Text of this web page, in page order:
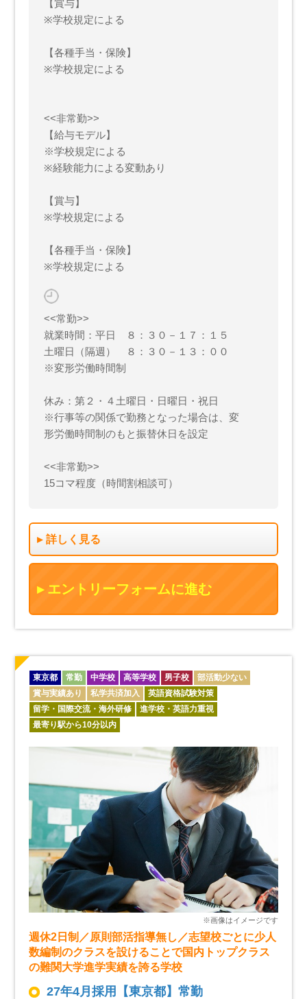
【賞与】
※学校規定による
【各種手当・保険】
※学校規定による
<<非常勤>>
【給与モデル】
※学校規定による
※経験能力による変動あり
【賞与】
※学校規定による
【各種手当・保険】
※学校規定による
<<常勤>>
就業時間：平日 ８：３０－１７：１５
土曜日（隔週） ８：３０－１３：００
※変形労働時間制
休み：第２・４土曜日・日曜日・祝日
※行事等の関係で勤務となった場合は、変
形労働時間制のもと振替休日を設定
<<非常勤>>
15コマ程度（時間割相談可）
詳しく見る
エントリーフォームに進む
東京都 常勤 中学校 高等学校 男子校
部活動少ない
賞与実績あり
私学共済加入
英語資格試験対策
留学・国際交流・海外研修
進学校・英語力重視
最寄り駅から10分以内
週休2日制／原則部活指導無し／志望校ごとに少人
数編制のクラスを設けることで国内トップクラス
の難関大学進学実績を誇る学校
27年4月採用【東京都】常勤